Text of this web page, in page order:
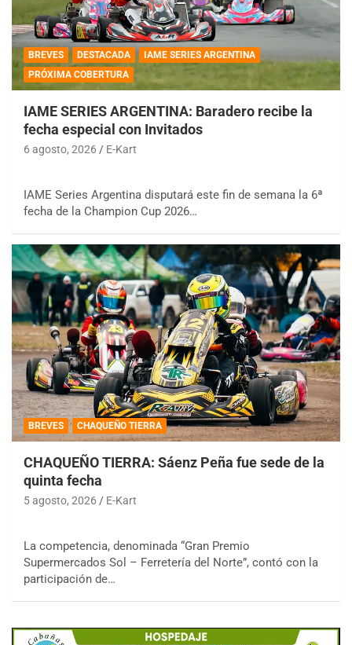
BREVES DESTACADA
IAME SERIES ARGENTINA
PRÓXIMA COBERTURA
IAME SERIES ARGENTINA: Baradero recibe la
fecha especial con Invitados
6 agosto, 2026 E-Kart
IAME Series Argentina disputará este fin de semana la 6ª
fecha de la Champion Cup 2026…
BREVES CHAQUEÑO TIERRA
CHAQUEÑO TIERRA: Sáenz Peña fue sede de la
quinta fecha
5 agosto, 2026 E-Kart
La competencia, denominada “Gran Premio
Supermercados Sol – Ferretería del Norte”, contó con la
participación de…